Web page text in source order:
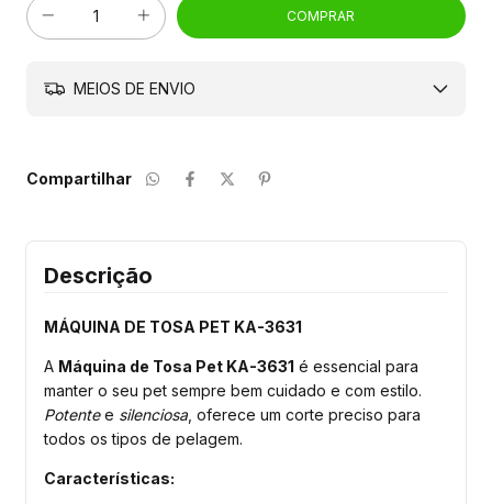
MEIOS DE ENVIO
Compartilhar
Descrição
MÁQUINA DE TOSA PET KA-3631
A Máquina de Tosa Pet KA-3631 é essencial para
manter o seu pet sempre bem cuidado e com estilo.
Potentee silenciosa, oferece um corte preciso para
todos os tipos de pelagem.
Características: